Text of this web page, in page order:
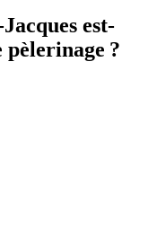
est-
pèlerinage ?